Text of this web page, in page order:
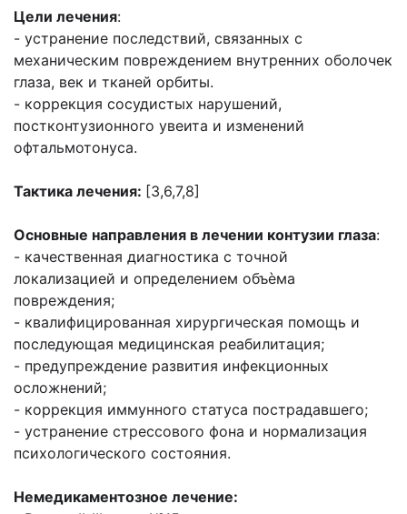
Цели лечения:
- устранение последствий, связанных с
механическим повреждением внутренних оболочек
глаза, век и тканей орбиты.
- коррекция сосудистых нарушений,
постконтузионного увеита и изменений
офтальмотонуса.
Тактика лечения: [3,6,7,8]
Основные направления в лечении контузии глаза:
- качественная диагностика с точной
локализацией и определением объѐма
повреждения;
- квалифицированная хирургическая помощь и
последующая медицинская реабилитация;
- предупреждение развития инфекционных
осложнений;
- коррекция иммунного статуса пострадавшего;
- устранение стрессового фона и нормализация
психологического состояния.
Немедикаментозное лечение: